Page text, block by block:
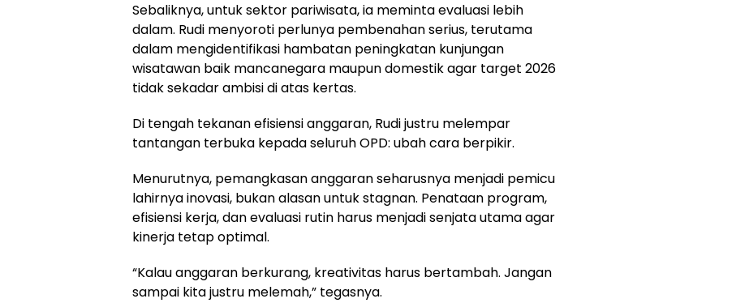
Sebaliknya, untuk sektor pariwisata, ia meminta evaluasi lebih
dalam. Rudi menyoroti perlunya pembenahan serius, terutama
dalam mengidentifikasi hambatan peningkatan kunjungan
wisatawan baik mancanegara maupun domestik agar target 2026
tidak sekadar ambisi di atas kertas.
Di tengah tekanan efisiensi anggaran, Rudi justru melempar
tantangan terbuka kepada seluruh OPD: ubah cara berpikir.
Menurutnya, pemangkasan anggaran seharusnya menjadi pemicu
lahirnya inovasi, bukan alasan untuk stagnan. Penataan program,
efisiensi kerja, dan evaluasi rutin harus menjadi senjata utama agar
kinerja tetap optimal.
“Kalau anggaran berkurang, kreativitas harus bertambah. Jangan
sampai kita justru melemah,” tegasnya.